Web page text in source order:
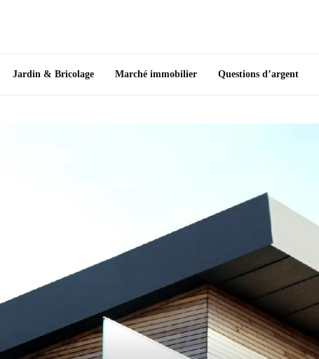
Jardin & Bricolage Marché immobilier Questions d’argent